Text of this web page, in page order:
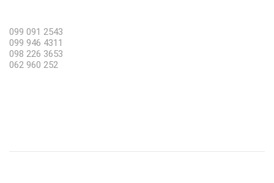
099 091 2543
099 946 4311
098 226 3653
062 960 252